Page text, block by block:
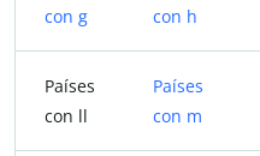
con g
con h
Países
con ll
Países
con m